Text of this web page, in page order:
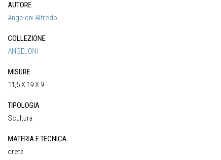
AUTORE
Angeloni Alfredo
COLLEZIONE
ANGELONI
MISURE
11,5 X 19 X 9
TIPOLOGIA
Scultura
MATERIA E TECNICA
creta